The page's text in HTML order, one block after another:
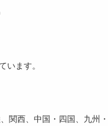
います。
関西、中国・四国、九州